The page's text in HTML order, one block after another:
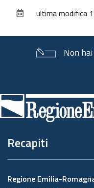
documentoultima modifica
Non
di
pagina
Recapiti
Regione Emilia-